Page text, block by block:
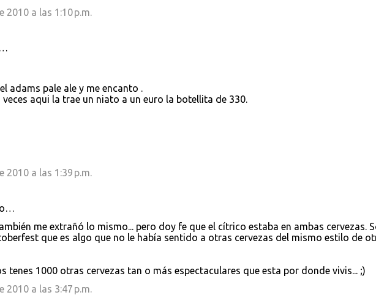
2010 a las 1:10 p.m.
adams pale ale y me encanto .
aqui la trae un niato a un euro la botellita de 330.
2010 a las 1:39 p.m.
me extrañó lo mismo... pero doy fe que el cítrico estaba en ambas cervezas.
que es algo que no le había sentido a otras cervezas del mismo estilo de
tenes 1000 otras cervezas tan o más espectaculares que esta por donde vivis... ;)
2010 a las 3:47 p.m.